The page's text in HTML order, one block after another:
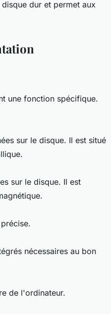
dur et permet aux
une fonction spécifique.
sur le disque. Il est situé
sur le disque. Il est
nécessaires au bon
de l'ordinateur.